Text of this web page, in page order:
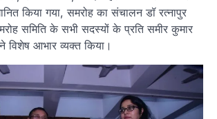
किया गया, समरोह का संचालन डॉ रत्नापुर
समिति के सभी सदस्यों के प्रति समीर कुमार
विशेष आभार व्यक्त किया।